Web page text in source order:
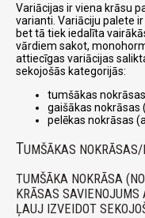
Variācijas ir viena krāsu
varianti. Variāciju palete
bet tā tiek iedalīta
vārdiem sakot,
attiecīgas variācijas
sekojošās kategorijās:
tumšākas
gaišākas nokrāsas
pelēkas nokrāsas
TUMŠĀKAS
TUMŠĀKA NOKRĀSA
KRĀSAS
ĻAUJ IZVEIDOT